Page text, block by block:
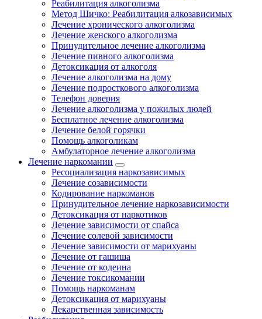
Реабилитация алкоголизма
Метод Шичко: Реабилитация алкозависимых
Лечение хронического алкоголизма
Лечение женского алкоголизма
Принудительное лечение алкоголизма
Лечение пивного алкоголизма
Детоксикация от алкоголя
Лечение алкоголизма на дому
Лечение подросткового алкоголизма
Телефон доверия
Лечение алкоголизма у пожилых людей
Бесплатное лечение алкоголизма
Лечение белой горячки
Помощь алкоголикам
Амбулаторное лечение алкоголизма
Лечение наркомании
Ресоциализация наркозависимых
Лечение созависимости
Кодирование наркоманов
Принудительное лечение наркозависимости
Детоксикация от наркотиков
Лечение зависимости от спайса
Лечение солевой зависимости
Лечение зависимости от марихуаны
Лечение от гашиша
Лечение от кодеина
Лечение токсикомании
Помощь наркоманам
Детоксикация от марихуаны
Лекарственная зависимость